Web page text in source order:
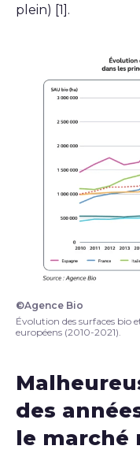
plein) [1].
Courbes de
©Agence Bio
Évolution des surfaces bio
européens (2010-2021).
des
le marché